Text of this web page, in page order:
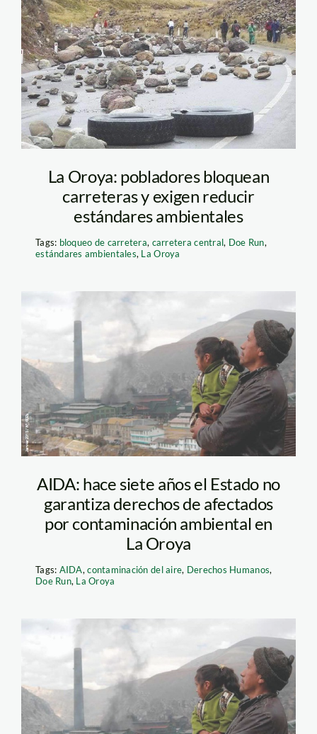
Bloqueo de carretera
central. Foto
referencial: Canal N
La Oroya: pobladores bloquean
carreteras y exigen reducir
estándares ambientales
Tags: bloqueo de carretera, carretera central, Doe Run,
estándares ambientales, La Oroya
La oroya_AIDA
AIDA: hace siete años el Estado no
garantiza derechos de afectados
por contaminación ambiental en
La Oroya
Tags: AIDA,contaminación del aire, Derechos Humanos,
Doe Run, La Oroya
La oroya_AIDA